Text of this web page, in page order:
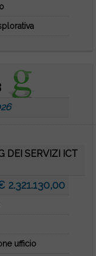
DEI SERVIZI ICT
2.321.130,00
ufficio